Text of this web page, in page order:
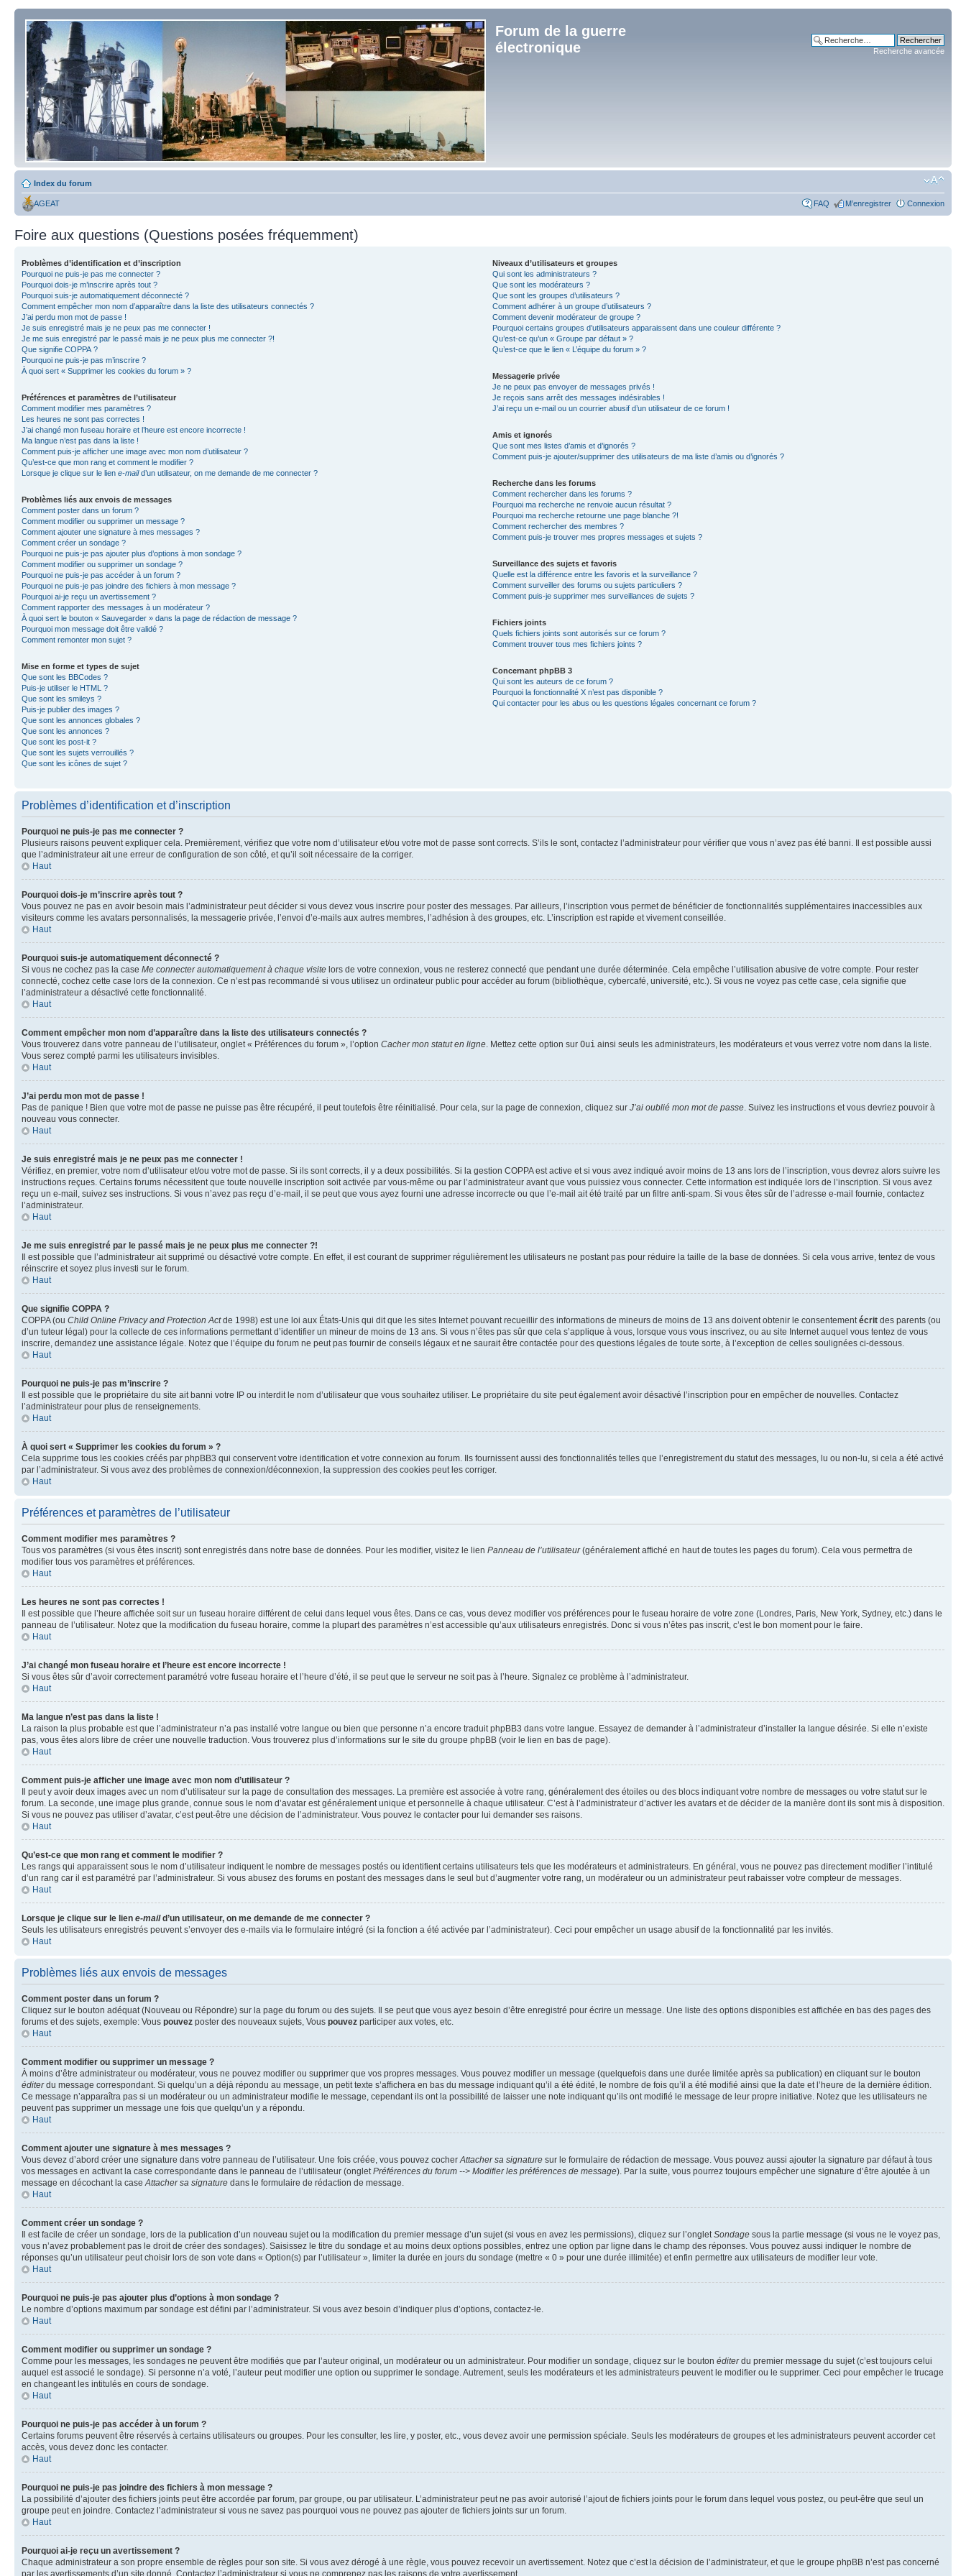
Forum de la guerre
électronique
Recherche avancée
Index du forum
AGEAT FAQ M’enregistrer Connexion
Foire aux questions (Questions posées fréquemment)
Problèmes d’identification et d’inscription
Pourquoi ne puis-je pas me connecter ?
Pourquoi dois-je m’inscrire après tout ?
Pourquoi suis-je automatiquement déconnecté ?
Comment empêcher mon nom d’apparaître dans la liste des utilisateurs connectés ?
J’ai perdu mon mot de passe !
Je suis enregistré mais je ne peux pas me connecter !
Je me suis enregistré par le passé mais je ne peux plus me connecter ?!
Que signifie COPPA ?
Pourquoi ne puis-je pas m’inscrire ?
À quoi sert « Supprimer les cookies du forum » ?
Préférences et paramètres de l’utilisateur
Comment modifier mes paramètres ?
Les heures ne sont pas correctes !
J’ai changé mon fuseau horaire et l’heure est encore incorrecte !
Ma langue n’est pas dans la liste !
Comment puis-je afficher une image avec mon nom d’utilisateur ?
Qu’est-ce que mon rang et comment le modifier ?
Lorsque je clique sur le lien e-maild’un utilisateur, on me demande de me connecter ?
Problèmes liés aux envois de messages
Comment poster dans un forum ?
Comment modifier ou supprimer un message ?
Comment ajouter une signature à mes messages ?
Comment créer un sondage ?
Pourquoi ne puis-je pas ajouter plus d’options à mon sondage ?
Comment modifier ou supprimer un sondage ?
Pourquoi ne puis-je pas accéder à un forum ?
Pourquoi ne puis-je pas joindre des fichiers à mon message ?
Pourquoi ai-je reçu un avertissement ?
Comment rapporter des messages à un modérateur ?
À quoi sert le bouton « Sauvegarder » dans la page de rédaction de message ?
Pourquoi mon message doit être validé ?
Comment remonter mon sujet ?
Mise en forme et types de sujet
Que sont les BBCodes ?
Puis-je utiliser le HTML ?
Que sont les smileys ?
Puis-je publier des images ?
Que sont les annonces globales ?
Que sont les annonces ?
Que sont les post-it ?
Que sont les sujets verrouillés ?
Que sont les icônes de sujet ?
Niveaux d’utilisateurs et groupes
Qui sont les administrateurs ?
Que sont les modérateurs ?
Que sont les groupes d’utilisateurs ?
Comment adhérer à un groupe d’utilisateurs ?
Comment devenir modérateur de groupe ?
Pourquoi certains groupes d’utilisateurs apparaissent dans une couleur différente ?
Qu’est-ce qu’un « Groupe par défaut » ?
Qu’est-ce que le lien « L’équipe du forum » ?
Messagerie privée
Je ne peux pas envoyer de messages privés !
Je reçois sans arrêt des messages indésirables !
J’ai reçu un e-mail ou un courrier abusif d’un utilisateur de ce forum !
Amis et ignorés
Que sont mes listes d’amis et d’ignorés ?
Comment puis-je ajouter/supprimer des utilisateurs de ma liste d’amis ou d’ignorés ?
Recherche dans les forums
Comment rechercher dans les forums ?
Pourquoi ma recherche ne renvoie aucun résultat ?
Pourquoi ma recherche retourne une page blanche ?!
Comment rechercher des membres ?
Comment puis-je trouver mes propres messages et sujets ?
Surveillance des sujets et favoris
Quelle est la différence entre les favoris et la surveillance ?
Comment surveiller des forums ou sujets particuliers ?
Comment puis-je supprimer mes surveillances de sujets ?
Fichiers joints
Quels fichiers joints sont autorisés sur ce forum ?
Comment trouver tous mes fichiers joints ?
Concernant phpBB 3
Qui sont les auteurs de ce forum ?
Pourquoi la fonctionnalité X n’est pas disponible ?
Qui contacter pour les abus ou les questions légales concernant ce forum ?
Problèmes d’identification et d’inscription
Pourquoi ne puis-je pas me connecter ?
Plusieurs raisons peuvent expliquer cela. Premièrement, vérifiez que votre nom d’utilisateur et/ou votre mot de passe sont corrects. S’ils le sont, contactez l’administrateur pour vérifier que vous n’avez pas été banni. Il est possible aussi
que l’administrateur ait une erreur de configuration de son côté, et qu’il soit nécessaire de la corriger.
Haut
Pourquoi dois-je m’inscrire après tout ?
Vous pouvez ne pas en avoir besoin mais l’administrateur peut décider si vous devez vous inscrire pour poster des messages. Par ailleurs, l’inscription vous permet de bénéficier de fonctionnalités supplémentaires inaccessibles aux
visiteurs comme les avatars personnalisés, la messagerie privée, l’envoi d’e-mails aux autres membres, l’adhésion à des groupes, etc. L’inscription est rapide et vivement conseillée.
Haut
Pourquoi suis-je automatiquement déconnecté ?
Si vous ne cochez pas la case Me connecter automatiquement à chaque visite lors de votre connexion, vous ne resterez connecté que pendant une durée déterminée. Cela empêche l’utilisation abusive de votre compte. Pour rester
connecté, cochez cette case lors de la connexion. Ce n’est pas recommandé si vous utilisez un ordinateur public pour accéder au forum (bibliothèque, cybercafé, université, etc.). Si vous ne voyez pas cette case, cela signifie que
l’administrateur a désactivé cette fonctionnalité.
Haut
Comment empêcher mon nom d’apparaître dans la liste des utilisateurs connectés ?
Vous trouverez dans votre panneau de l’utilisateur, onglet « Préférences du forum », l’option Cacher mon statut en ligne. Mettez cette option sur Oui ainsi seuls les administrateurs, les modérateurs et vous verrez votre nom dans la liste.
Vous serez compté parmi les utilisateurs invisibles.
Haut
J’ai perdu mon mot de passe !
Pas de panique ! Bien que votre mot de passe ne puisse pas être récupéré, il peut toutefois être réinitialisé. Pour cela, sur la page de connexion, cliquez sur J’ai oublié mon mot de passe. Suivez les instructions et vous devriez pouvoir à
nouveau vous connecter.
Haut
Je suis enregistré mais je ne peux pas me connecter !
Vérifiez, en premier, votre nom d’utilisateur et/ou votre mot de passe. Si ils sont corrects, il y a deux possibilités. Si la gestion COPPA est active et si vous avez indiqué avoir moins de 13 ans lors de l’inscription, vous devrez alors suivre les
instructions reçues. Certains forums nécessitent que toute nouvelle inscription soit activée par vous-même ou par l’administrateur avant que vous puissiez vous connecter. Cette information est indiquée lors de l’inscription. Si vous avez
reçu un e-mail, suivez ses instructions. Si vous n’avez pas reçu d’e-mail, il se peut que vous ayez fourni une adresse incorrecte ou que l’e-mail ait été traité par un filtre anti-spam. Si vous êtes sûr de l’adresse e-mail fournie, contactez
l’administrateur.
Haut
Je me suis enregistré par le passé mais je ne peux plus me connecter ?!
Il est possible que l’administrateur ait supprimé ou désactivé votre compte. En effet, il est courant de supprimer régulièrement les utilisateurs ne postant pas pour réduire la taille de la base de données. Si cela vous arrive, tentez de vous
réinscrire et soyez plus investi sur le forum.
Haut
Que signifie COPPA ?
COPPA (ou Child Online Privacy and Protection Actde 1998) est une loi aux États-Unis qui dit que les sites Internet pouvant recueillir des informations de mineurs de moins de 13 ans doivent obtenir le consentementécrit des parents (ou
d’un tuteur légal) pour la collecte de ces informations permettant d’identifier un mineur de moins de 13 ans. Si vous n’êtes pas sûr que cela s’applique à vous, lorsque vous vous inscrivez, ou au site Internet auquel vous tentez de vous
inscrire, demandez une assistance légale. Notez que l’équipe du forum ne peut pas fournir de conseils légaux et ne saurait être contactée pour des questions légales de toute sorte, à l’exception de celles soulignées ci-dessous.
Haut
Pourquoi ne puis-je pas m’inscrire ?
Il est possible que le propriétaire du site ait banni votre IP ou interdit le nom d’utilisateur que vous souhaitez utiliser. Le propriétaire du site peut également avoir désactivé l’inscription pour en empêcher de nouvelles. Contactez
l’administrateur pour plus de renseignements.
Haut
À quoi sert « Supprimer les cookies du forum » ?
Cela supprime tous les cookies créés par phpBB3 qui conservent votre identification et votre connexion au forum. Ils fournissent aussi des fonctionnalités telles que l’enregistrement du statut des messages, lu ou non-lu, si cela a été activé
par l’administrateur. Si vous avez des problèmes de connexion/déconnexion, la suppression des cookies peut les corriger.
Haut
Préférences et paramètres de l’utilisateur
Comment modifier mes paramètres ?
Tous vos paramètres (si vous êtes inscrit) sont enregistrés dans notre base de données. Pour les modifier, visitez le lien Panneau de l’utilisateur(généralement affiché en haut de toutes les pages du forum). Cela vous permettra de
modifier tous vos paramètres et préférences.
Haut
Les heures ne sont pas correctes !
Il est possible que l’heure affichée soit sur un fuseau horaire différent de celui dans lequel vous êtes. Dans ce cas, vous devez modifier vos préférences pour le fuseau horaire de votre zone (Londres, Paris, New York, Sydney, etc.) dans le
panneau de l’utilisateur. Notez que la modification du fuseau horaire, comme la plupart des paramètres n’est accessible qu’aux utilisateurs enregistrés. Donc si vous n’êtes pas inscrit, c’est le bon moment pour le faire.
Haut
J’ai changé mon fuseau horaire et l’heure est encore incorrecte !
Si vous êtes sûr d’avoir correctement paramétré votre fuseau horaire et l’heure d’été, il se peut que le serveur ne soit pas à l’heure. Signalez ce problème à l’administrateur.
Haut
Ma langue n’est pas dans la liste !
La raison la plus probable est que l’administrateur n’a pas installé votre langue ou bien que personne n’a encore traduit phpBB3 dans votre langue. Essayez de demander à l’administrateur d’installer la langue désirée. Si elle n’existe
pas, vous êtes alors libre de créer une nouvelle traduction. Vous trouverez plus d’informations sur le site du groupe phpBB (voir le lien en bas de page).
Haut
Comment puis-je afficher une image avec mon nom d’utilisateur ?
Il peut y avoir deux images avec un nom d’utilisateur sur la page de consultation des messages. La première est associée à votre rang, généralement des étoiles ou des blocs indiquant votre nombre de messages ou votre statut sur le
forum. La seconde, une image plus grande, connue sous le nom d’avatar est généralement unique et personnelle à chaque utilisateur. C’est à l’administrateur d’activer les avatars et de décider de la manière dont ils sont mis à disposition.
Si vous ne pouvez pas utiliser d’avatar, c’est peut-être une décision de l’administrateur. Vous pouvez le contacter pour lui demander ses raisons.
Haut
Qu’est-ce que mon rang et comment le modifier ?
Les rangs qui apparaissent sous le nom d’utilisateur indiquent le nombre de messages postés ou identifient certains utilisateurs tels que les modérateurs et administrateurs. En général, vous ne pouvez pas directement modifier l’intitulé
d’un rang car il est paramétré par l’administrateur. Si vous abusez des forums en postant des messages dans le seul but d’augmenter votre rang, un modérateur ou un administrateur peut rabaisser votre compteur de messages.
Haut
Lorsque je clique sur le lien e-maild’un utilisateur, on me demande de me connecter ?
Seuls les utilisateurs enregistrés peuvent s’envoyer des e-mails via le formulaire intégré (si la fonction a été activée par l’administrateur). Ceci pour empêcher un usage abusif de la fonctionnalité par les invités.
Haut
Problèmes liés aux envois de messages
Comment poster dans un forum ?
Cliquez sur le bouton adéquat (Nouveau ou Répondre) sur la page du forum ou des sujets. Il se peut que vous ayez besoin d’être enregistré pour écrire un message. Une liste des options disponibles est affichée en bas des pages des
forums et des sujets, exemple: Vous pouvez poster des nouveaux sujets, Vous pouvez participer aux votes, etc.
Haut
Comment modifier ou supprimer un message ?
À moins d’être administrateur ou modérateur, vous ne pouvez modifier ou supprimer que vos propres messages. Vous pouvez modifier un message (quelquefois dans une durée limitée après sa publication) en cliquant sur le bouton
éditerdu message correspondant. Si quelqu’un a déjà répondu au message, un petit texte s’affichera en bas du message indiquant qu’il a été édité, le nombre de fois qu’il a été modifié ainsi que la date et l’heure de la dernière édition.
Ce message n’apparaîtra pas si un modérateur ou un administrateur modifie le message, cependant ils ont la possibilité de laisser une note indiquant qu’ils ont modifié le message de leur propre initiative. Notez que les utilisateurs ne
peuvent pas supprimer un message une fois que quelqu’un y a répondu.
Haut
Comment ajouter une signature à mes messages ?
Vous devez d’abord créer une signature dans votre panneau de l’utilisateur. Une fois créée, vous pouvez cocherAttacher sa signature sur le formulaire de rédaction de message. Vous pouvez aussi ajouter la signature par défaut à tous
vos messages en activant la case correspondante dans le panneau de l’utilisateur (ongletPréférences du forum --> Modifier les préférences de message). Par la suite, vous pourrez toujours empêcher une signature d’être ajoutée à un
message en décochant la caseAttacher sa signature dans le formulaire de rédaction de message.
Haut
Comment créer un sondage ?
Il est facile de créer un sondage, lors de la publication d’un nouveau sujet ou la modification du premier message d’un sujet (si vous en avez les permissions), cliquez sur l’ongletSondage sous la partie message (si vous ne le voyez pas,
vous n’avez probablement pas le droit de créer des sondages). Saisissez le titre du sondage et au moins deux options possibles, entrez une option par ligne dans le champ des réponses. Vous pouvez aussi indiquer le nombre de
réponses qu’un utilisateur peut choisir lors de son vote dans « Option(s) par l’utilisateur », limiter la durée en jours du sondage (mettre « 0 » pour une durée illimitée) et enfin permettre aux utilisateurs de modifier leur vote.
Haut
Pourquoi ne puis-je pas ajouter plus d’options à mon sondage ?
Le nombre d’options maximum par sondage est défini par l’administrateur. Si vous avez besoin d’indiquer plus d’options, contactez-le.
Haut
Comment modifier ou supprimer un sondage ?
Comme pour les messages, les sondages ne peuvent être modifiés que par l’auteur original, un modérateur ou un administrateur. Pour modifier un sondage, cliquez sur le bouton éditerdu premier message du sujet (c’est toujours celui
auquel est associé le sondage). Si personne n’a voté, l’auteur peut modifier une option ou supprimer le sondage. Autrement, seuls les modérateurs et les administrateurs peuvent le modifier ou le supprimer. Ceci pour empêcher le trucage
en changeant les intitulés en cours de sondage.
Haut
Pourquoi ne puis-je pas accéder à un forum ?
Certains forums peuvent être réservés à certains utilisateurs ou groupes. Pour les consulter, les lire, y poster, etc., vous devez avoir une permission spéciale. Seuls les modérateurs de groupes et les administrateurs peuvent accorder cet
accès, vous devez donc les contacter.
Haut
Pourquoi ne puis-je pas joindre des fichiers à mon message ?
La possibilité d’ajouter des fichiers joints peut être accordée par forum, par groupe, ou par utilisateur. L’administrateur peut ne pas avoir autorisé l’ajout de fichiers joints pour le forum dans lequel vous postez, ou peut-être que seul un
groupe peut en joindre. Contactez l’administrateur si vous ne savez pas pourquoi vous ne pouvez pas ajouter de fichiers joints sur un forum.
Haut
Pourquoi ai-je reçu un avertissement ?
Chaque administrateur a son propre ensemble de règles pour son site. Si vous avez dérogé à une règle, vous pouvez recevoir un avertissement. Notez que c’est la décision de l’administrateur, et que le groupe phpBB n’est pas concerné
par les avertissements d’un site donné. Contactez l’administrateur si vous ne comprenez pas les raisons de votre avertissement.